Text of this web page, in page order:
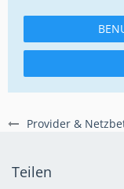
Provider &
Teilen